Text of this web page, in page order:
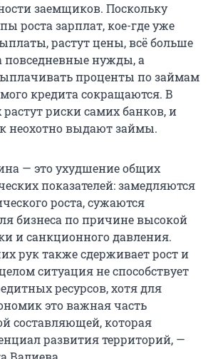
заемщиков. Поскольку
роста зарплат, кое-где уже
растут цены, всё больше
повседневные нужды, а
проценты по займам
кредита сокращаются. В
растут риски самих банков, и
неохотно выдают займы.
— это ухудшение общих
показателей: замедляются
роста, сужаются
бизнеса по причине высокой
и санкционного давления.
рук также сдерживает рост и
ситуация не способствует
ресурсов, хотя для
это важная часть
составляющей, которая
развития территорий, —